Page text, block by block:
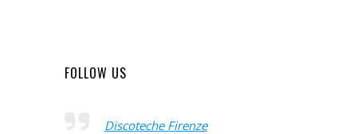
FOLLOW US
Discoteche Firenze